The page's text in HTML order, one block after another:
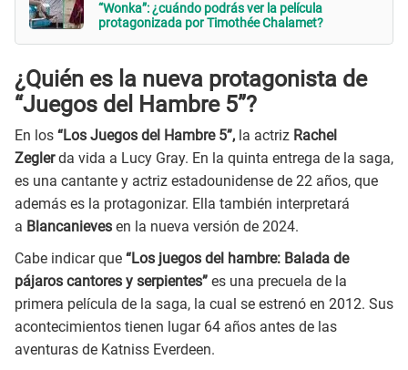
“Wonka”: ¿cuándo podrás ver la película
protagonizada por Timothée Chalamet?
¿Quién es la nueva protagonista de
“Juegos del Hambre 5”?
En los “Los Juegos del Hambre 5”, la actriz Rachel
Zeglerda vida a Lucy Gray. En la quinta entrega de la saga,
es una cantante y actriz estadounidense de 22 años, que
además es la protagonizar. Ella también interpretará
a Blancanieves en la nueva versión de 2024.
Cabe indicar que “Los juegos del hambre: Balada de
pájaros cantores y serpientes” es una precuela de la
primera película de la saga, la cual se estrenó en 2012. Sus
acontecimientos tienen lugar 64 años antes de las
aventuras de Katniss Everdeen.